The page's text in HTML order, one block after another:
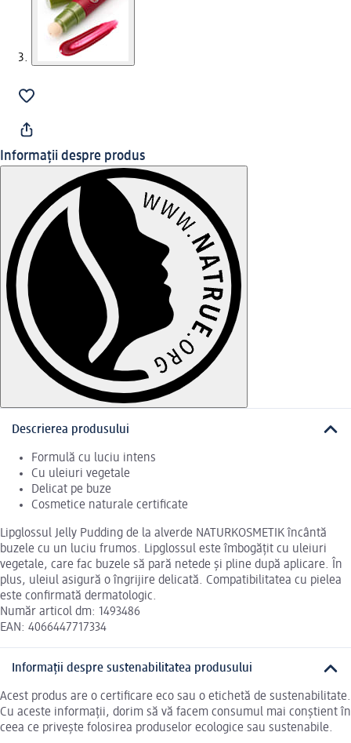
Informații despre produs
Descrierea produsului
Formulă cu luciu intens
Cu uleiuri vegetale
Delicat pe buze
Cosmetice naturale certificate
Lipglossul Jelly Pudding de la alverde NATURKOSMETIK încântă
buzele cu un luciu frumos. Lipglossul este îmbogățit cu uleiuri
vegetale, care fac buzele să pară netede și pline după aplicare. În
plus, uleiul asigură o îngrijire delicată. Compatibilitatea cu pielea
este confirmată dermatologic.
Număr articol dm: 1493486
EAN: 4066447717334
Informații despre sustenabilitatea produsului
Acest produs are o certificare eco sau o etichetă de sustenabilitate.
Cu aceste informații, dorim să vă facem consumul mai conștient în
ceea ce privește folosirea produselor ecologice sau sustenabile.